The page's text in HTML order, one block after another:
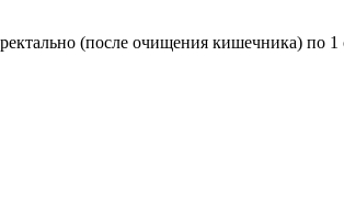
(после очищения кишечника) по